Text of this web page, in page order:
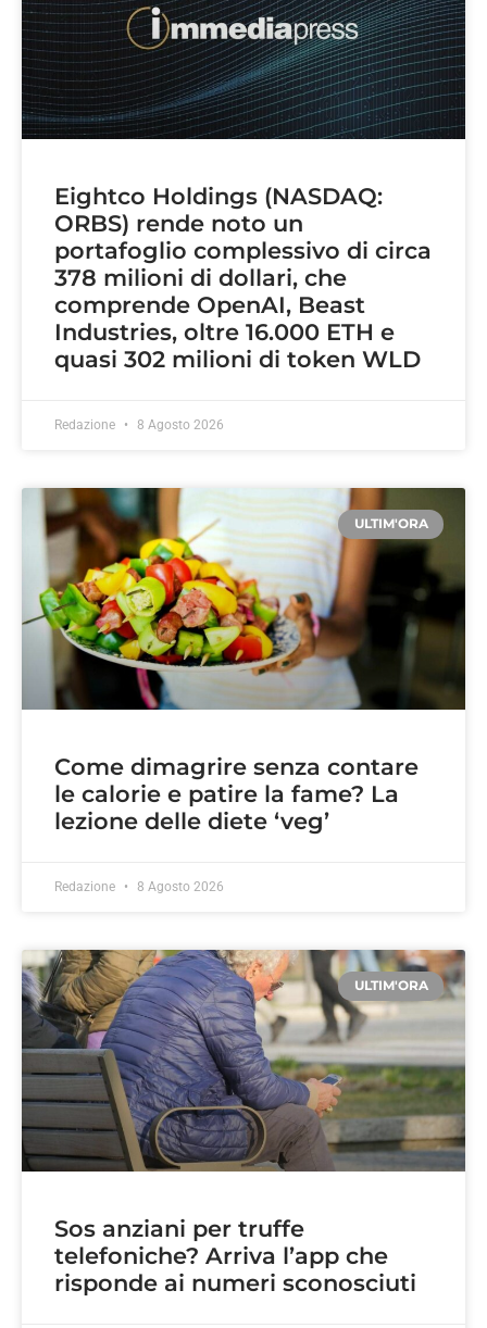
Eightco Holdings (NASDAQ:
ORBS) rende noto un
portafoglio complessivo di circa
378 milioni di dollari, che
comprende OpenAI, Beast
Industries, oltre 16.000 ETH e
quasi 302 milioni di token WLD
Redazione 8 Agosto 2026
ULTIM'ORA
Come dimagrire senza contare
le calorie e patire la fame? La
lezione delle diete ‘veg’
Redazione 8 Agosto 2026
ULTIM'ORA
Sos anziani per truffe
telefoniche? Arriva l’app che
risponde ai numeri sconosciuti